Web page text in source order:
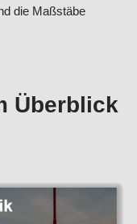
die Maßstäbe
Überblick